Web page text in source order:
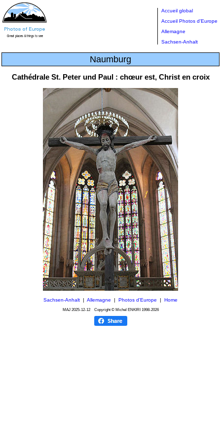
Accueil global
Accueil Photos d'Europe
Allemagne
Sachsen-Anhalt
Naumburg
Cathédrale St. Peter und Paul : chœur est, Christ en croix
Sachsen-Anhalt Allemagne Photos d'Europe Home
MAJ 2025-12-12Copyright © Michel ENKIRI 1998-2026